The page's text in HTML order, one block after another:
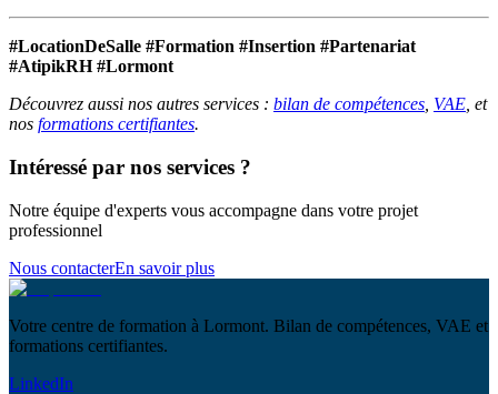
#LocationDeSalle #Formation #Insertion #Partenariat
#AtipikRH #Lormont
Découvrez aussi nos autres services : bilan de compétences VAE , et
nos formations certifiantes.
Intéressé par nos services ?
Notre équipe d'experts vous accompagne dans votre projet
professionnel
Nous contacterEn savoir plus
Votre centre de formation à Lormont. Bilan de compétences, VAE et
formations certifiantes.
LinkedIn